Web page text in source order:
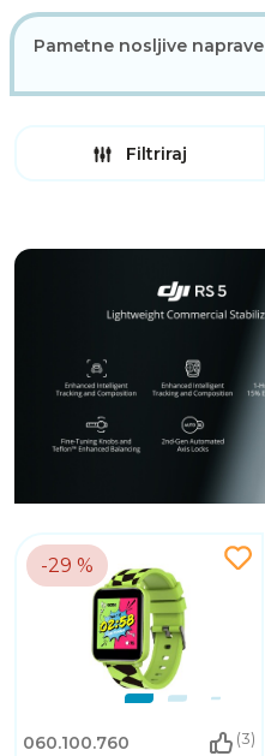
Pametne nosljive naprave
Filtriraj
-29 %
060.100.760 (3)